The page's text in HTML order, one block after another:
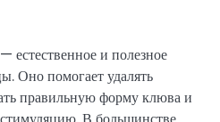
естественное и полезное
Оно помогает удалять
правильную форму клюва и